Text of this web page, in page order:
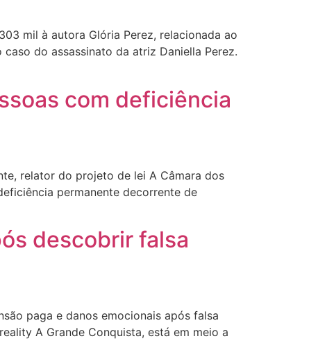
mil à autora Glória Perez, relacionada ao
do assassinato da atriz Daniella Perez.
com deficiência
relator do projeto de lei A Câmara dos
permanente decorrente de
descobrir falsa
paga e danos emocionais após falsa
A Grande Conquista, está em meio a